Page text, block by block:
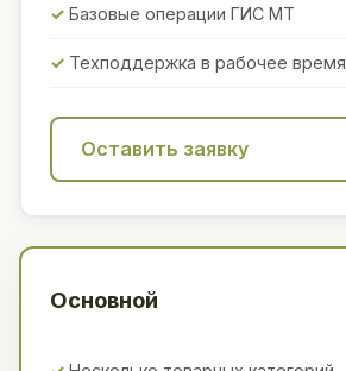
Базовые операции ГИС МТ
Техподдержка в рабочее время
Оставить заявку
Основной